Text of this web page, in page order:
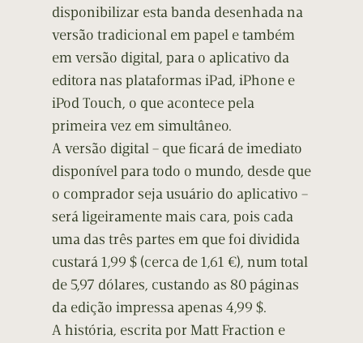
disponibilizar esta banda desenhada na
versão tradicional em papel e também
em versão digital, para o aplicativo da
editora nas plataformas iPad, iPhone e
iPod Touch, o que acontece pela
primeira vez em simultâneo.
A versão digital – que ficará de imediato
disponível para todo o mundo, desde que
o comprador seja usuário do aplicativo –
será ligeiramente mais cara, pois cada
uma das três partes em que foi dividida
custará 1,99 $ (cerca de 1,61 €), num total
de 5,97 dólares, custando as 80 páginas
da edição impressa apenas 4,99 $.
A história, escrita por Matt Fraction e